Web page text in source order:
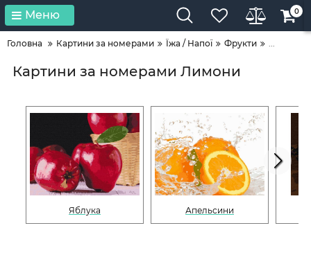
Меню 0
Головна Картини за номерами Їжа / Напої Фрукти ...
Картини за номерами Лимони
Яблука Апельсини